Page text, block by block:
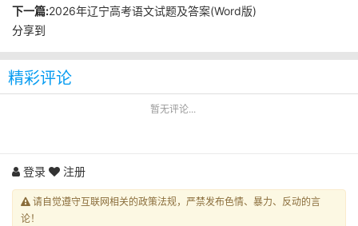
下一篇:2026年辽宁高考语文试题及答案(Word版)
分享到
精彩评论
暂无评论...
登录 注册
请自觉遵守互联网相关的政策法规，严禁发布色情、暴力、反动的言
论！